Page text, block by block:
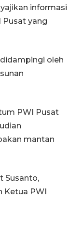
informasi
Pusat yang
oleh
PWI Pusat
mantan
Susanto,
Ketua PWI